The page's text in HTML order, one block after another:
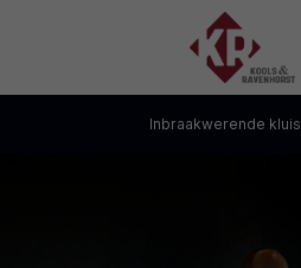
Inbraakwerende kluis